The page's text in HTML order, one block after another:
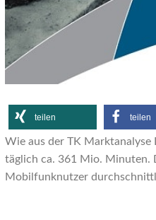
teilen teilen
Wie aus der TK
täglich ca. 361 Mio. Minuten.
Mobilfunknutzer